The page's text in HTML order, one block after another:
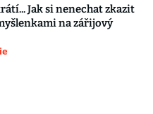
Jak si nenechat zkazit
na zářijový